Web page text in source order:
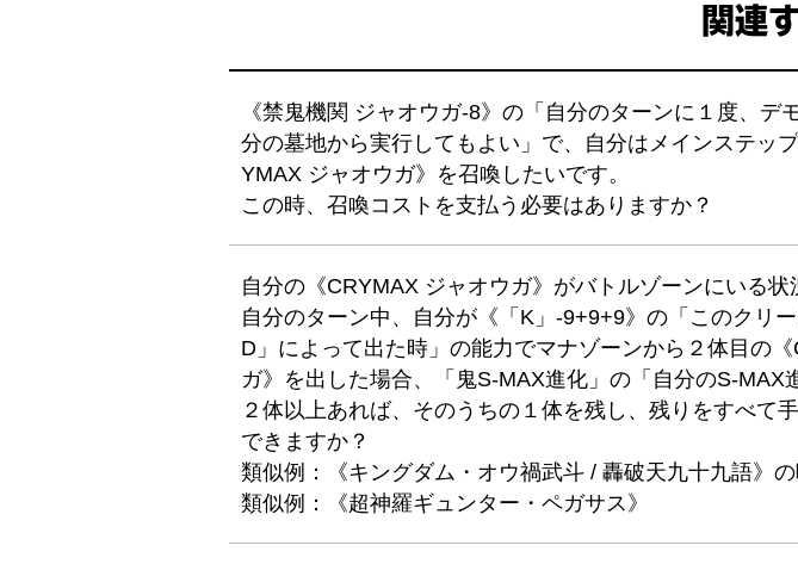
関連
《禁鬼機関 ジャオウガ-8》の「自分のターンに１度、デ
分の墓地から実行してもよい」で、自分はメインステッ
YMAX ジャオウガ》を召喚したいです。
この時、召喚コストを支払う必要はありますか？
自分の《CRYMAX ジャオウガ》がバトルゾーンにいる状
自分のターン中、自分が《「K」-9+9+9》の「このクリ
D」によって出た時」の能力でマナゾーンから２体目の
ガ》を出した場合、「鬼S-MAX進化」の「自分のS-MAX
２体以上あれば、そのうちの１体を残し、残りをすべて
できますか？
類似例：《キングダム・オウ禍武斗 / 轟破天九十九語》の
類似例：《超神羅ギュンター・ペガサス》